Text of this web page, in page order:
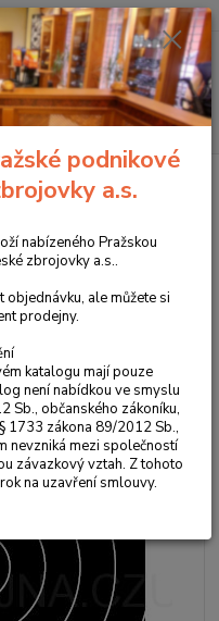
Menu
Hledat
terč č.24 (nekrytě ležící figura)
ležící
podnikové
a.s.
nabízeného Pražskou
zbrojovky a.s..
objednávku, ale můžete si
prodejny.
katalogu mají pouze
není nabídkou ve smyslu
Sb., občanského zákoníku,
1733 zákona 89/2012 Sb.,
nevzniká mezi společností
závazkový vztah. Z tohoto
na uzavření smlouvy.